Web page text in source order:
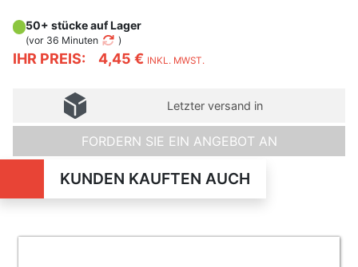
IHR PREIS: 4,45 € INKL. MWST.
50+ stücke auf Lager
(vor 36 Minuten )
Letzter versand in
FORDERN SIE EIN ANGEBOT AN
KUNDEN KAUFTEN AUCH